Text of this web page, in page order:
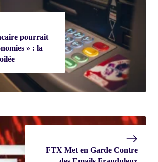
pourrait
» : la
FTX Met en Garde Contre